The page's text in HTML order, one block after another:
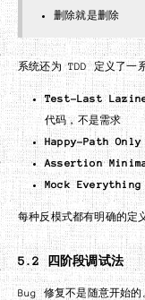
删除就是删除
系统还为 TDD 定义了一
Test-Last
代码，不是需求
Happy-Path Only
Assertion
Mock Everything
每种反模式都有明确的定
5.2 四阶段调试法
Bug 修复不是随意开始的